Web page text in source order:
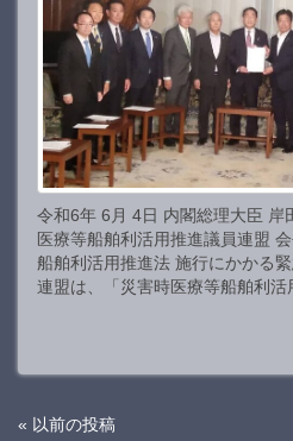
令和6年 6月 4日 内閣総理大臣 岸
医療等船舶利活用推進議員連盟
船舶利活用推進法 施行にかかる
連盟は、「災害時医療等船舶利
« 以前の投稿